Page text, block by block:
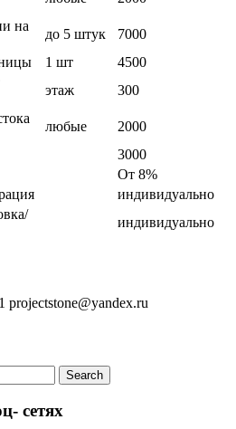
на
до 5 штук
7000
1 шт
4500
этаж
300
любые
2000
3000
От 8%
индивидуально
индивидуально
projectstone@yandex.ru
сетях